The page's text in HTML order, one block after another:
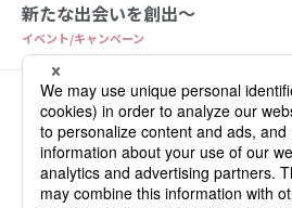
新たな出会いを創出～
イベント/キャンペーン
2021年10月4日
昨年比求人数3倍急増！
JavaScriptライブラリ「React
施、トレンド技術の習得機会拡大